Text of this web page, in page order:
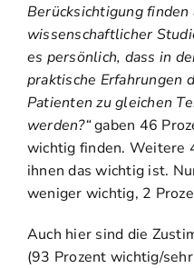
Berücksichtigung finden
wissenschaftlicher
es persönlich, dass in
praktische Erfahrungen
Patienten zu gleichen
werden?“gaben 46
wichtig finden. Weitere
ihnen das wichtig ist.
weniger wichtig, 2
Auch hier sind die
(93 Prozent wichtig/